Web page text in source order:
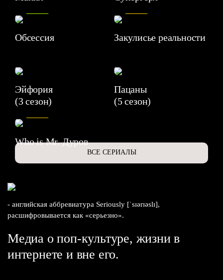
Обсессия
7.1
Закулисье реальности
Эйфория
(3 сезон)
Пацаны
(5 сезон)
Who is Mr. Дуров
ВСЕ СЕРИАЛЫ
- английская аббревиатура Seriously [ˈsɪərɪəslɪ],
расшифровывается как «серьезно».
Медиа о поп-культуре, жизни в
интернете и вне его.